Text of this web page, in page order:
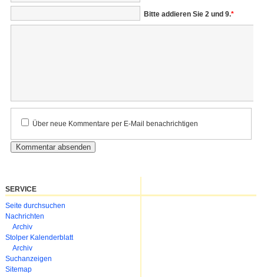
Bitte addieren Sie 2 und 9.*
Kommentar
Über neue Kommentare per E-Mail benachrichtigen
SERVICE
Navigation
überspringen
Seite durchsuchen
Nachrichten
Archiv
Stolper Kalenderblatt
Archiv
Suchanzeigen
Sitemap